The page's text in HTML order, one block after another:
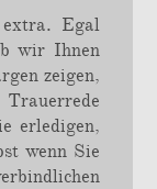
Egal
wir Ihnen
zeigen,
erledigen,
wenn Sie